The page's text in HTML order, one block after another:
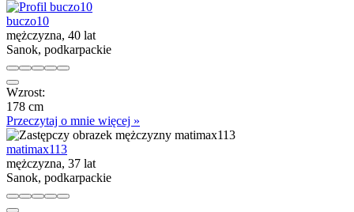
buczo10
mężczyzna, 40 lat
Sanok, podkarpackie
Wzrost:
178 cm
Przeczytaj o mnie więcej »
matimax113
mężczyzna, 37 lat
Sanok, podkarpackie